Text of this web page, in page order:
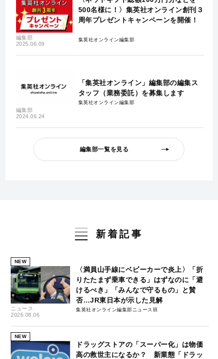
編集部
2025.06.09
500名様に！〉集英社オンライン創刊３
周年プレゼントキャンペーンを開催！
集英社オンライン編集部
編集部
2024.06.24
「集英社オンライン」編集部の編集ス
タッフ（業務委託）を募集します
集英社オンライン編集部
編集部一覧を見る
新着記事
NEW
ニュース
2026.08.06
〈満員山手線にベビーカーで炎上〉「折
りたたまず乗車できる」はずなのに「避
けるべき」「みんなで守るもの」と賛
否…JR東日本が示した見解
集英社オンライン編集部ニュース班
NEW
ドラッグストアの「スーパー化」は物価
高の救世主になるか？ 新業態「ドラッ